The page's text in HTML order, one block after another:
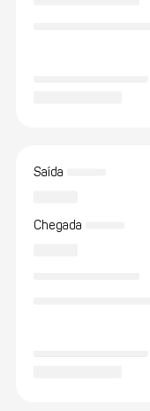
Saída
Chegada